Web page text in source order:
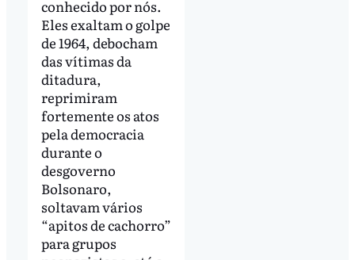
conhecido por nós.
Eles exaltam o golpe
de 1964, debocham
das vítimas da
ditadura,
reprimiram
fortemente os atos
pela democracia
durante o
desgoverno
Bolsonaro,
soltavam vários
“apitos de cachorro”
para grupos